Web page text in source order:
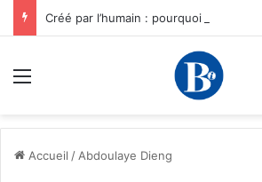
Accueil / Abdoulaye Dieng